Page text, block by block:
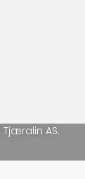
AS.